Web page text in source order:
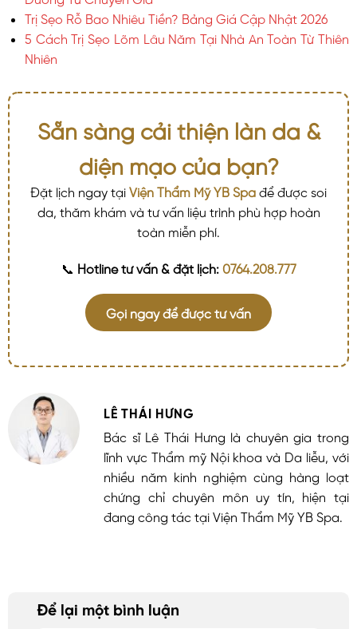
Trị Sẹo Rỗ Bao Nhiêu Tiền? Bảng Giá Cập Nhật 2026
5 Cách Trị Sẹo Lõm Lâu Năm Tại Nhà An Toàn Từ Thiên
Nhiên
Sẵn sàng cải thiện làn da &
diện mạo của bạn?
Đặt lịch ngay tại Viện Thẩm Mỹ YB Spa để được soi
da, thăm khám và tư vấn liệu trình phù hợp hoàn
toàn miễn phí.
📞 Hotline tư vấn & đặt lịch: 0764.208.777
Gọi ngay để được tư vấn
LÊ THÁI HƯNG
Bác sĩ Lê Thái Hưng là chuyên gia trong
lĩnh vực Thẩm mỹ Nội khoa và Da liễu, với
nhiều năm kinh nghiệm cùng hàng loạt
chứng chỉ chuyên môn uy tín, hiện tại
đang công tác tại Viện Thẩm Mỹ YB Spa.
Để lại một bình luận